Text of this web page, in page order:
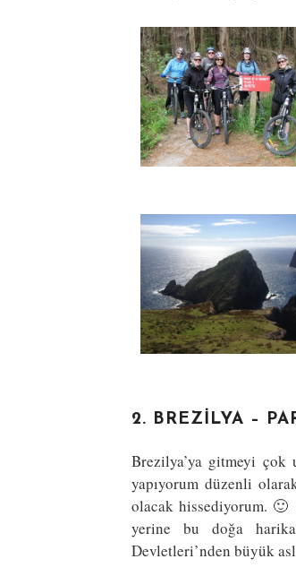
2. BREZILYA –
Brezilya’ya gitmeyi
yapıyorum düzenli
olacak hissediyorum. 🙂
yerine bu doğa
Devletleri’nden büyük